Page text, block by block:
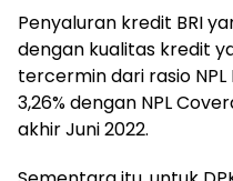
Penyaluran kredit BRI
dengan kualitas kredit
tercermin dari rasio
3,26% dengan NPL
akhir Juni 2022.